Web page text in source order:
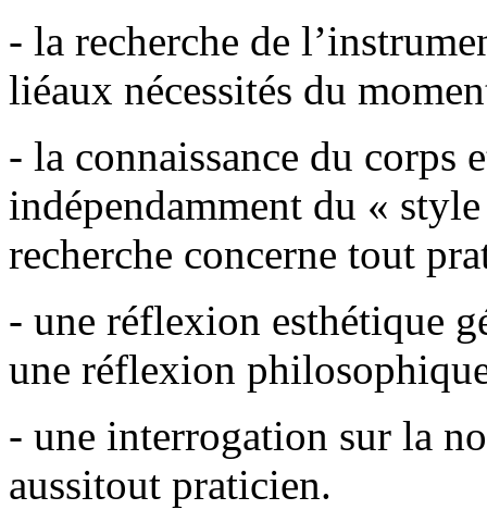
- la recherche de
liéaux nécessités du
- la connaissance du corps
indépendamment du «
recherche concerne tout
- une réflexion esthétique
une réflexion
- une interrogation sur la
aussitout praticien.